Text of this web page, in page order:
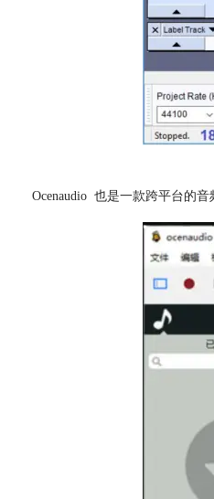
Ocenaudio 也是一款跨平台的